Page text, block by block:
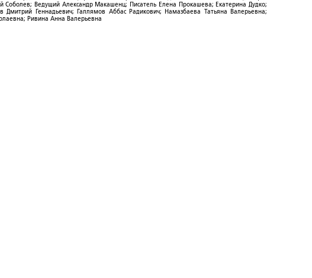
Ведущий Александр Макашенц; Писатель Елена Прокашева; Екатерина Дудко;
Геннадьевич; Галлямов Аббас Радикович; Намазбаева Татьяна Валерьевна;
Ривина Анна Валерьевна